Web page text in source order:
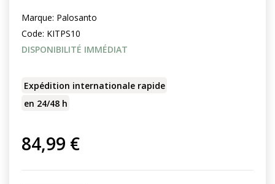
Marque: Palosanto
Code: KITPS10
DISPONIBILITÉ IMMÉDIAT
Expédition internationale rapide
en 24/48 h
84,99 €